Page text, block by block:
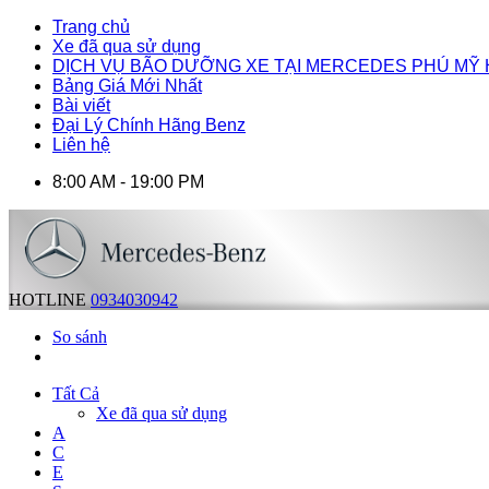
Trang chủ
Xe đã qua sử dụng
DỊCH VỤ BÃO DƯỠNG XE TẠI MERCEDES PHÚ MỸ
Bảng Giá Mới Nhất
Bài viết
Đại Lý Chính Hãng Benz
Liên hệ
8:00 AM - 19:00 PM
HOTLINE 0934030942
So sánh
Tất Cả
Xe đã qua sử dụng
A
C
E